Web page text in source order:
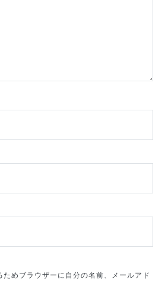
ためブラウザーに自分の名前、メールアド